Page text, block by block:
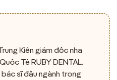
Kiên giám đốc nha
Tế RUBY DENTAL.
bác sĩ đầu ngành trong